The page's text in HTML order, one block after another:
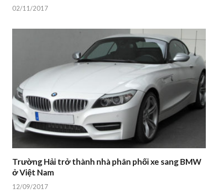
02/11/2017
Trường Hải trở thành nhà phân phối xe sang BMW
ở Việt Nam
12/09/2017